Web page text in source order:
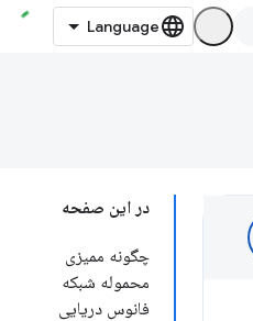
در این صفحه
چگونه ممیزی
محموله شبکه
فانوس دریایی